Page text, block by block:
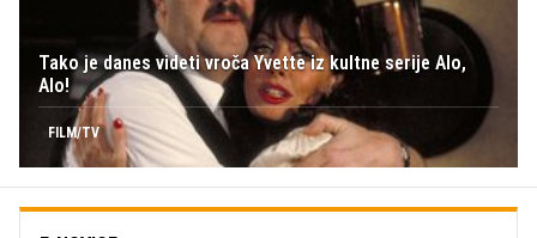
Tako je danes videti vroča Yvette iz kultne serije Alo,
Alo!
FILM/TV